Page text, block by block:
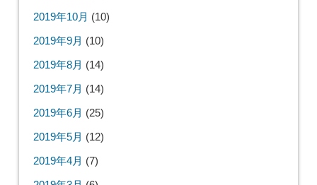
2019年10月 (10)
2019年9月 (10)
2019年8月 (14)
2019年7月 (14)
2019年6月 (25)
2019年5月 (12)
2019年4月 (7)